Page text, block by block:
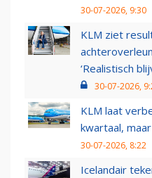
30-07-2026, 9:30
KLM ziet
‘Realistisch
30-07-2026,
KLM laat
kwartaal,
30-07-2026, 8:22
Icelandair